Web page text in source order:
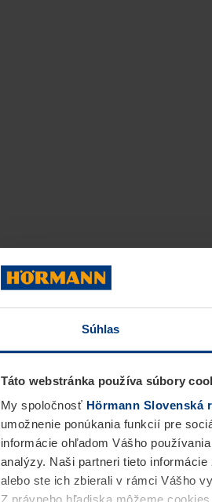
Súhlas
Táto webstránka používa súbory
My spoločnosť Hörmann Slovenská
umožnenie ponúkania funkcií pre
informácie ohľadom Vášho
analýzy. Naši partneri tieto
alebo ste ich zbierali v rámci Vášho